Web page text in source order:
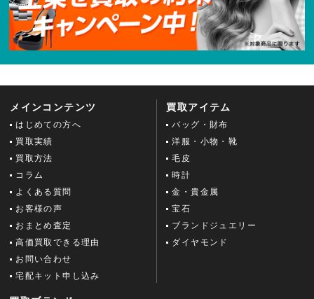
メインコンテンツ
はじめての方へ
買取実績
買取方法
コラム
よくある質問
お客様の声
おまとめ査定
高価買取できる理由
お問い合わせ
宅配キット申し込み
買取アイテム
バッグ・財布
洋服・小物・靴
毛皮
時計
金・貴金属
宝石
ブランドジュエリー
ダイヤモンド